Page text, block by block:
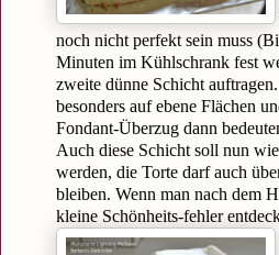
noch nicht perfekt sein muss
Minuten im Kühlschrank fest
zweite dünne Schicht
besonders auf ebene Flächen
Fondant-Überzug dann
Auch diese Schicht soll nun
werden, die Torte darf auch
bleiben. Wenn man nach dem
kleine Schönheits-fehler